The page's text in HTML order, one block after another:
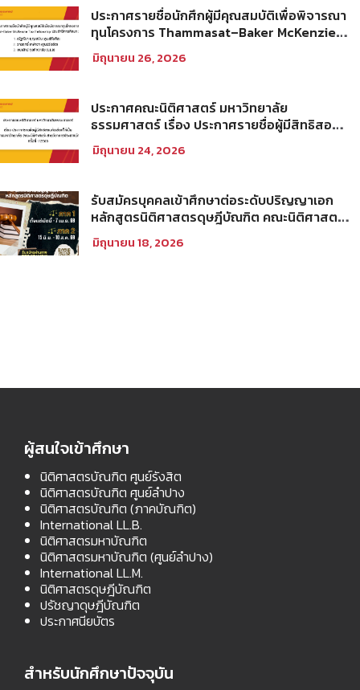
ประกาศรายชื่อนักศึกผู้มีคุณสมบัติเพื่อพิจารณา
ทุนโครงการ Thammasat–Baker McKenzie
Tax Fellowship ประจำปีการศึกษา 2569
มิถุนายน 26, 2026
ประกาศคณะนิติศาสตร์ มหาวิทยาลัย
ธรรมศาสตร์ เรื่อง ประกาศรายชื่อผู้มีสิทธิสอบ
คัดเลือกให้เป็นพนักงานมหาวิทยาลัย (คณะ
นิติศาสตร์) สายวิชาการประเภทนักวิจัย ครั้งที่
มิถุนายน 24, 2026
รับสมัครบุคคลเข้าศึกษาต่อระดับปริญญาเอก
หลักสูตรนิติศาสตรดุษฎีบัณฑิต คณะนิติศาสตร์
มหาวิทยาลัยธรรมศาสตร์ ประจำภาคการศึกษา
ที่ 2 ปีการศึกษา 2569
มิถุนายน 18, 2026
ผู้สนใจเข้าศึกษา
นิติศาสตรบัณฑิต ศูนย์รังสิต
นิติศาสตรบัณฑิต ศูนย์ลำปาง
นิติศาสตรบัณฑิต (ภาคบัณฑิต)
International LL.B.
นิติศาสตรมหาบัณฑิต
นิติศาสตรมหาบัณฑิต (ศูนย์ลำปาง)
International LL.M.
นิติศาสตรดุษฎีบัณฑิต
ปรัชญาดุษฎีบัณฑิต
ประกาศนียบัตร
สำหรับนักศึกษาปัจจุบัน